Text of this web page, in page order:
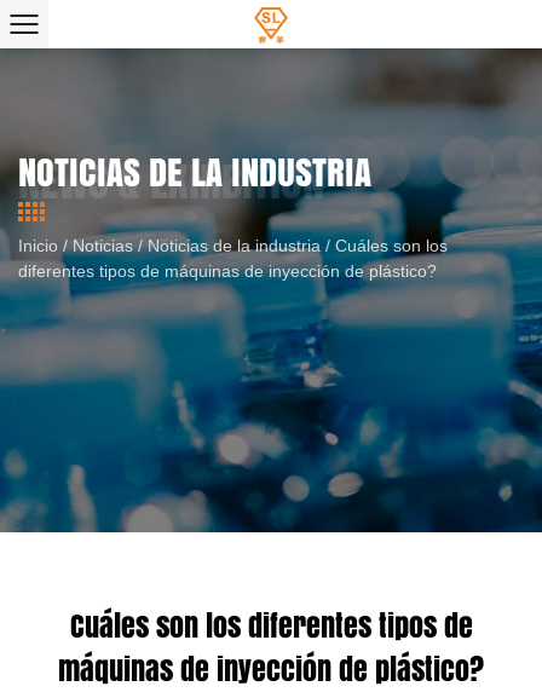
NOTICIAS DE LA INDUSTRIA
Inicio /Noticias/Noticias de la industria / Cuáles son los
diferentes tipos de máquinas de inyección de plástico?
Cuáles son los diferentes tipos de
máquinas de inyección de plástico?